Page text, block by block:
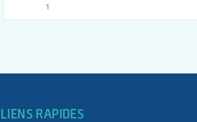
1
LIENS RAPIDES